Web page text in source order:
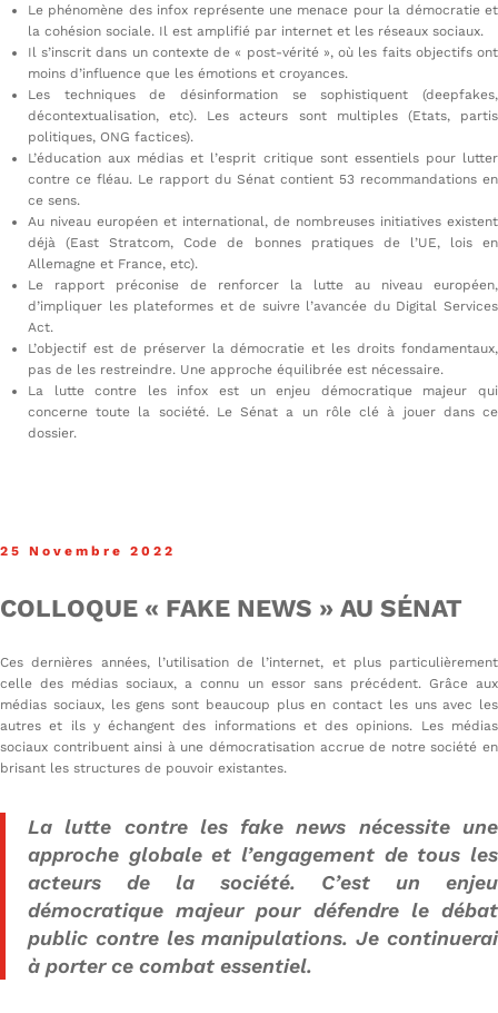
Le phénomène des infox représente une menace pour la démocratie et
la cohésion sociale. Il est amplifié par internet et les réseaux sociaux.
Il s’inscrit dans un contexte de « post-vérité », où les faits objectifs ont
moins d’influence que les émotions et croyances.
Les techniques de désinformation se sophistiquent (deepfakes,
décontextualisation, etc). Les acteurs sont multiples (Etats, partis
politiques, ONG factices).
L’éducation aux médias et l’esprit critique sont essentiels pour lutter
contre ce fléau. Le rapport du Sénat contient 53 recommandations en
ce sens.
Au niveau européen et international, de nombreuses initiatives existent
déjà (East Stratcom, Code de bonnes pratiques de l’UE, lois en
Allemagne et France, etc).
Le rapport préconise de renforcer la lutte au niveau européen,
d’impliquer les plateformes et de suivre l’avancée du Digital Services
Act.
L’objectif est de préserver la démocratie et les droits fondamentaux,
pas de les restreindre. Une approche équilibrée est nécessaire.
La lutte contre les infox est un enjeu démocratique majeur qui
concerne toute la société. Le Sénat a un rôle clé à jouer dans ce
dossier.
25 Novembre 2022
COLLOQUE « FAKE NEWS » AU SÉNAT
Ces dernières années, l’utilisation de l’internet, et plus particulièrement
celle des médias sociaux, a connu un essor sans précédent. Grâce aux
médias sociaux, les gens sont beaucoup plus en contact les uns avec les
autres et ils y échangent des informations et des opinions. Les médias
sociaux contribuent ainsi à une démocratisation accrue de notre société en
brisant les structures de pouvoir existantes.
La lutte contre les fake news nécessite une
approche globale et l’engagement de tous les
acteurs de la société. C’est un enjeu
démocratique majeur pour défendre le débat
public contre les manipulations. Je continuerai
à porter ce combat essentiel.